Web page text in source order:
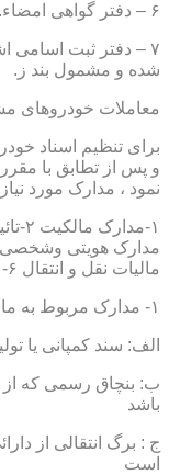
۶ – دفتر گواهی امضاء.
۷ – دفتر ثبت اسامی
شده و مشمول بند ز.
معاملات خودروهای
برای تنظیم اسناد
و پس از تطابق با
نمود ، مدارک مورد نیاز
مالیات نقل و انتقال ۶- بیمه نامه شخص ثالث معتبر ۷-کارت سوخت
۱- مدارک مربوط به مالکیت فروشنده که عبارتند از
الف: سند کمپانی یا
ب: بنچاق رسمی که از
باشد
ج : برگ انتقالی از
است